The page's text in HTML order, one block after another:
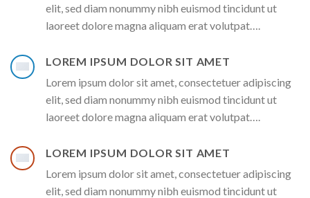
elit, sed diam nonummy nibh euismod tincidunt ut
laoreet dolore magna aliquam erat volutpat….
LOREM IPSUM DOLOR SIT AMET
Lorem ipsum dolor sit amet, consectetuer adipiscing
elit, sed diam nonummy nibh euismod tincidunt ut
laoreet dolore magna aliquam erat volutpat….
LOREM IPSUM DOLOR SIT AMET
Lorem ipsum dolor sit amet, consectetuer adipiscing
elit, sed diam nonummy nibh euismod tincidunt ut